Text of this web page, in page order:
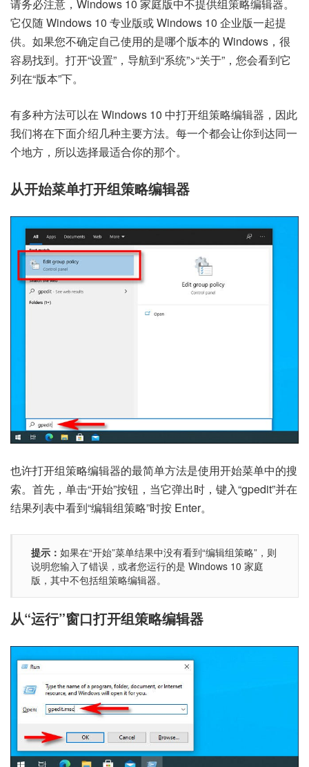
请务必注意，Windows 10 家庭版中不提供组策略编辑器。
它仅随 Windows 10 专业版或 Windows 10 企业版一起提
供。如果您不确定自己使用的是哪个版本的 Windows ，很
容易找到。打开“设置”，导航到“系统”>“关于”，您会看到它
列在“版本”下。
有多种方法可以在 Windows 10 中打开组策略编辑器，因此
我们将在下面介绍几种主要方法。每一个都会让你到达同一
个地方，所以选择最适合你的那个。
从开始菜单打开组策略编辑器
也许打开组策略编辑器的最简单方法是使用开始菜单中的搜
索。首先，单击“开始”按钮，当它弹出时，键入“gpedit”并在
结果列表中看到“编辑组策略”时按 Enter。
提示： 如果在“开始”菜单结果中没有看到“编辑组策略”，则
说明您输入了错误，或者您运行的是 Windows 10 家庭
版，其中不包括组策略编辑器。
从“运行”窗口打开组策略编辑器